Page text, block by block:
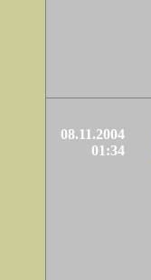
08.11.2004
01:34